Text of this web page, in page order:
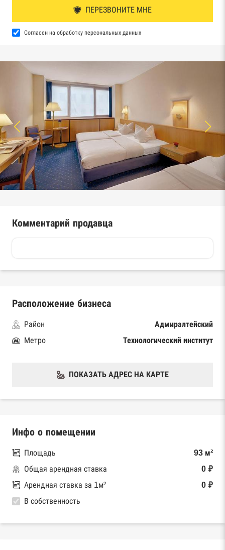
ПЕРЕЗВОНИТЕ МНЕ
Согласен на обработку персональных данных
Комментарий продавца
Расположение бизнеса
Район
Адмиралтейский
Метро
Технологический институт
ПОКАЗАТЬ АДРЕС НА КАРТЕ
Инфо о помещении
Площадь
93 м²
Общая арендная ставка
0 ₽
Арендная ставка за 1м²
0 ₽
В собственность